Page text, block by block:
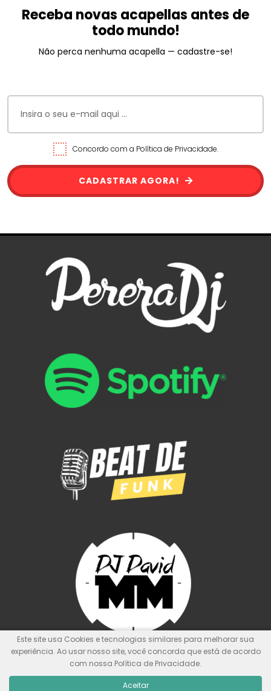
Receba novas acapellas antes de
todo mundo!
Não perca nenhuma acapella — cadastre-se!
Concordo com a Política de Privacidade.
CADASTRAR AGORA!
Este site usa Cookies e tecnologias similares para melhorar sua
experiência. Ao usar nosso site, você concorda que está de acordo
com nossa Política de Privacidade.
Aceitar